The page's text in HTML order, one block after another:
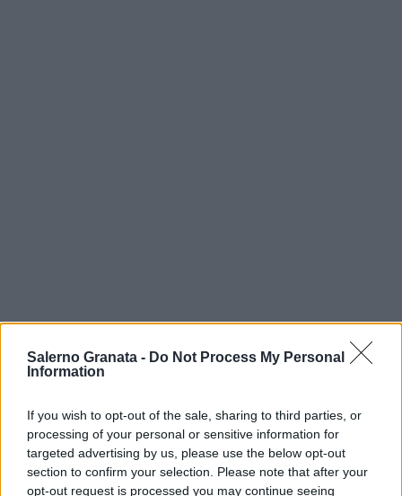
Salerno Granata - Do Not Process My Personal
Information
If you wish to opt-out of the sale, sharing to third parties, or
processing of your personal or sensitive information for
targeted advertising by us, please use the below opt-out
section to confirm your selection. Please note that after your
opt-out request is processed you may continue seeing